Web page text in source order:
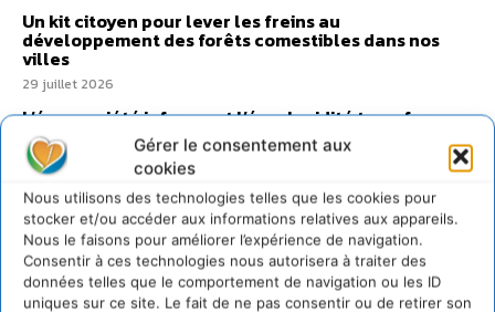
Gérer le consentement aux
cookies
Nous utilisons des technologies telles que les cookies pour
stocker et/ou accéder aux informations relatives aux appareils.
Nous le faisons pour améliorer l’expérience de navigation.
Consentir à ces technologies nous autorisera à traiter des
données telles que le comportement de navigation ou les ID
uniques sur ce site. Le fait de ne pas consentir ou de retirer son
Un kit citoyen pour lever les freins au
développement des forêts comestibles dans nos
villes
29 juillet 2026
L’éco-anxiété informe et l’éco-lucidité transforme
28 juillet 2026
7 indicateurs pour des villes résilientes et durables,
adaptées au changement climatique
27 juillet 2026